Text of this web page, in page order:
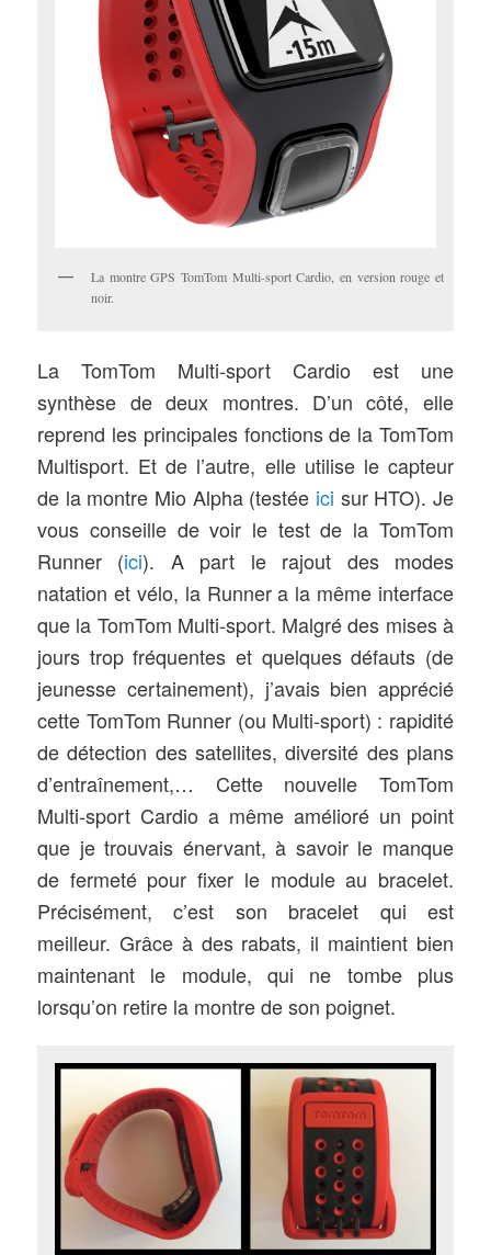
La montre GPS TomTom Multi-sport Cardio, en version rouge et
noir.
La TomTom Multi-sport Cardio est une
synthèse de deux montres. D’un côté, elle
reprend les principales fonctions de la TomTom
Multisport. Et de l’autre, elle utilise le capteur
de la montre Mio Alpha (testée ici sur HTO). Je
vous conseille de voir le test de la TomTom
Runner (ici). A part le rajout des modes
natation et vélo, la Runner a la même interface
que la TomTom Multi-sport. Malgré des mises à
jours trop fréquentes et quelques défauts (de
jeunesse certainement), j’avais bien apprécié
cette TomTom Runner (ou Multi-sport) : rapidité
de détection des satellites, diversité des plans
d’entraînement,… Cette nouvelle TomTom
Multi-sport Cardio a même amélioré un point
que je trouvais énervant, à savoir le manque
de fermeté pour fixer le module au bracelet.
Précisément, c’est son bracelet qui est
meilleur. Grâce à des rabats, il maintient bien
maintenant le module, qui ne tombe plus
lorsqu’on retire la montre de son poignet.